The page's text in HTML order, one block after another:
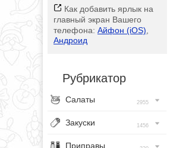
Как добавить ярлык на
главный экран Вашего
телефона: Айфон (iOS)
Андроид
Рубрикатор
Салаты 2955
Закуски 1456
Приправы